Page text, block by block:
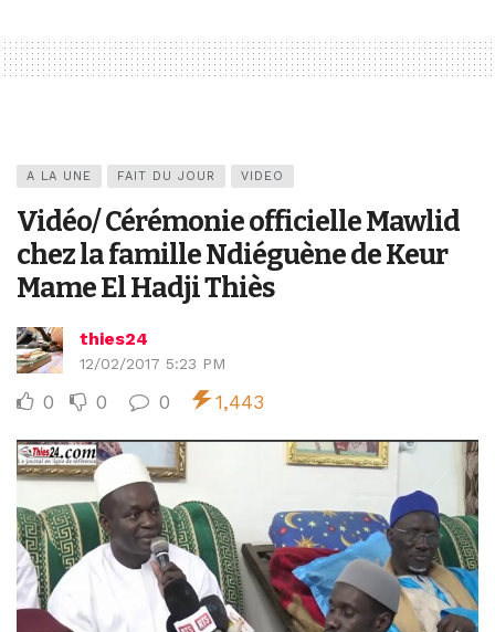
A LA UNE FAIT DU JOUR VIDEO
Vidéo/ Cérémonie officielle Mawlid
chez la famille Ndiéguène de Keur
Mame El Hadji Thiès
thies24
12/02/2017 5:23 PM
0 0 0 1,443